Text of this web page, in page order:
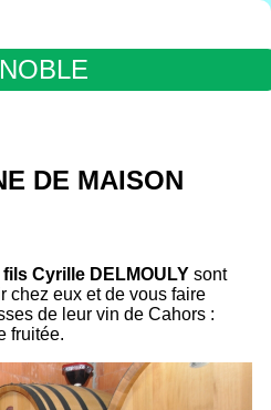
DE MAISON
Cyrille DELMOULY sont
chez eux et de vous faire
de leur vin de Cahors :
fruitée.